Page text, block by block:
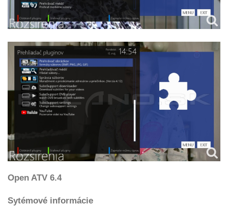
Open ATV 6.4
Sytémové informácie